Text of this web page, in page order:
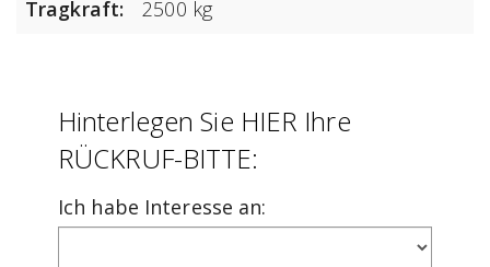
Tragkraft
2500 kg
Hinterlegen Sie HIER Ihre
RÜCKRUF-BITTE:
Ich habe Interesse an: